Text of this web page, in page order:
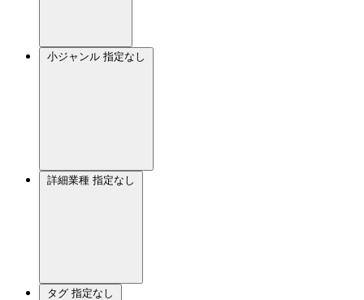
小ジャンル 指定なし
詳細業種 指定なし
タグ 指定なし